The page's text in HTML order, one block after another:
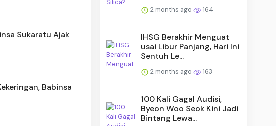
Sukaratu Ajak
Babinsa
2 months ago 164
IHSG Berakhir Menguat
usai Libur Panjang, Hari Ini
Sentuh Le...
2 months ago 163
100 Kali Gagal Audisi,
Byeon Woo Seok Kini Jadi
Bintang Lewa...